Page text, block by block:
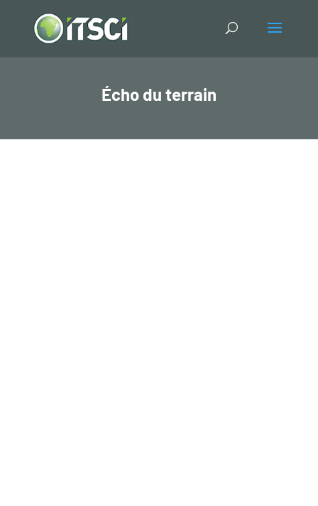
Écho du terrain